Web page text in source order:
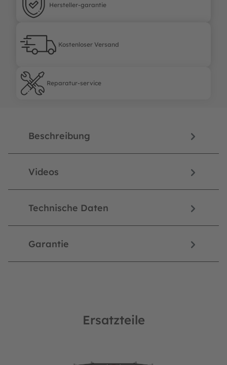
Hersteller-garantie
Hersteller-garantie
Kostenloser Versand
Kostenloser Versand
Reparatur-service
Reparatur-service
Beschreibung
Videos
Technische Daten
Garantie
Ersatzteile